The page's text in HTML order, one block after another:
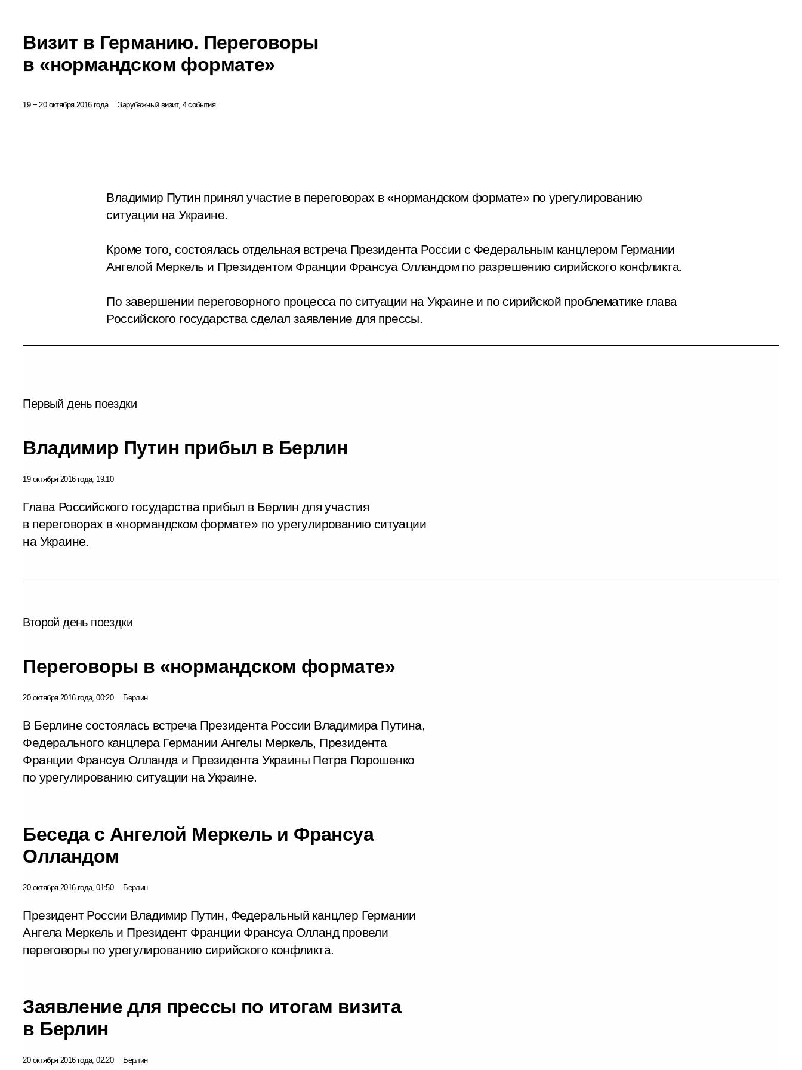
Визит в Германию. Переговоры
в «нормандском формате»
19 − 20 октября 2016 года Зарубежный визит, 4 события
Владимир Путин принял участие в переговорах в «нормандском формате» по урегулированию
ситуации на Украине.
Кроме того, состоялась отдельная встреча Президента России с Федеральным канцлером Германии
Ангелой Меркель и Президентом Франции Франсуа Олландом по разрешению сирийского конфликта.
По завершении переговорного процесса по ситуации на Украине и по сирийской проблематике глава
Российского государства сделал заявление для прессы.
Первый день поездки
Владимир Путин прибыл в Берлин
19 октября 2016 года, 19:10
Глава Российского государства прибыл в Берлин для участия
в переговорах в «нормандском формате» по урегулированию ситуации
на Украине.
Второй день поездки
Переговоры в «нормандском формате»
20 октября 2016 года, 00:20 Берлин
В Берлине состоялась встреча Президента России Владимира Путина,
Федерального канцлера Германии Ангелы Меркель, Президента
Франции Франсуа Олланда и Президента Украины Петра Порошенко
по урегулированию ситуации на Украине.
Беседа с Ангелой Меркель и Франсуа
Олландом
20 октября 2016 года, 01:50 Берлин
Президент России Владимир Путин, Федеральный канцлер Германии
Ангела Меркель и Президент Франции Франсуа Олланд провели
переговоры по урегулированию сирийского конфликта.
Заявление для прессы по итогам визита
в Берлин
20 октября 2016 года, 02:20 Берлин